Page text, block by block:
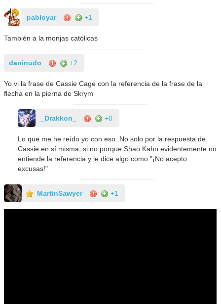
pabloyar +1
También a la monjas católicas
daninudo +2
Yo vi la frase de Cassie Cage con la referencia de la frase de la
flecha en la pierna de Skrym
_Drakkon_ +0
Lo que me he reído yo con eso. No solo por la respuesta de
Cassie en sí misma, si no porque Shao Kahn evidentemente no
entiende la referencia y le dice algo como "¡No acepto
excusas!"
MartinSawyer +1